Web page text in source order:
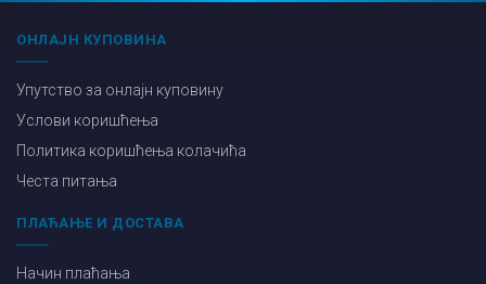
ОНЛАЈН КУПОВИНА
Упутство за онлајн куповину
Услови коришћења
Политика коришћења колачића
Честа питања
ПЛАЋАЊЕ И ДОСТАВА
Начин плаћања